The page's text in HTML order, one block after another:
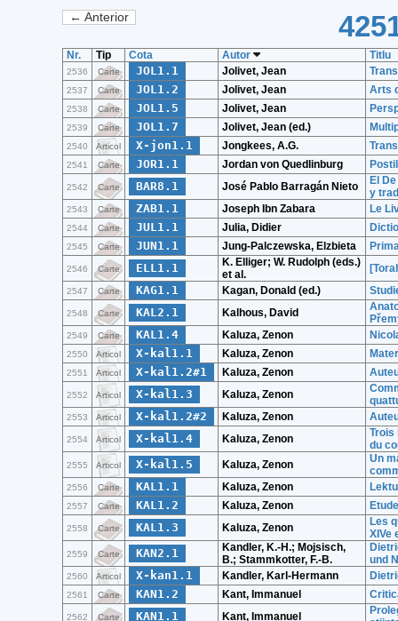
← Anterior
Nr. Tip Cota Autor Titlu
2536 Carte JOL1.1 Jolivet, Jean
2537 Carte JOL1.2 Jolivet, Jean Arts
2538 Carte JOL1.5 Jolivet, Jean
2539 Carte JOL1.7 Jolivet, Jean (ed.)
2540 Articol X-jon1.1 Jongkees, A.G.
2541 Carte JOR1.1 Jordan von Quedlinburg
2542 Carte BAR8.1 José Pablo Barragán Nieto
El
y
2543 Carte ZAB1.1 Joseph Ibn Zabara Le
2544 Carte JUL1.1 Julia, Didier
2545 Carte JUN1.1 Jung-Palczewska, Elzbieta
2546 Carte ELL1.1
K. Elliger; W. Rudolph (eds.)
et al.
2547 Carte KAG1.1 Kagan, Donald (ed.)
2548 Carte KAL2.1 Kalhous, David
2549 Carte KAL1.4 Kaluza, Zenon
2550 Articol X-kal1.1 Kaluza, Zenon
2551 Articol X-kal1.2#1 Kaluza, Zenon
2552 Articol X-kal1.3 Kaluza, Zenon
2553 Articol X-kal1.2#2 Kaluza, Zenon
2554 Articol X-kal1.4 Kaluza, Zenon
Trois
du
2555 Articol X-kal1.5 Kaluza, Zenon
Un
2556 Carte KAL1.1 Kaluza, Zenon
2557 Carte KAL1.2 Kaluza, Zenon
2558 Carte KAL1.3 Kaluza, Zenon
Les
XIVe
2559 Carte KAN2.1
Kandler, K.-H.; Mojsisch,
B.; Stammkotter, F.-B.
und
2560 Articol X-kan1.1 Kandler, Karl-Hermann
2561 Carte KAN1.2 Kant, Immanuel
2562 Carte KAN1.1 Kant, Immanuel